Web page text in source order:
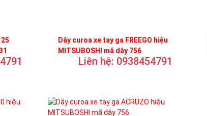
Dây curoa xe tay ga FREEGO hiệu
MITSUBOSHI mã dây 756
Liên hệ: 0938454791